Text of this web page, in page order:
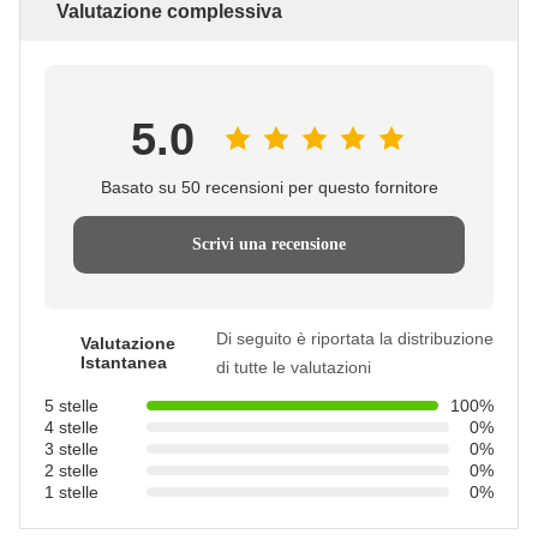
Valutazione complessiva
5.0
Basato su 50 recensioni per questo fornitore
Scrivi una recensione
Valutazione
Istantanea
Di seguito è riportata la distribuzione
di tutte le valutazioni
5 stelle
100%
4 stelle
0%
3 stelle
0%
2 stelle
0%
1 stelle
0%